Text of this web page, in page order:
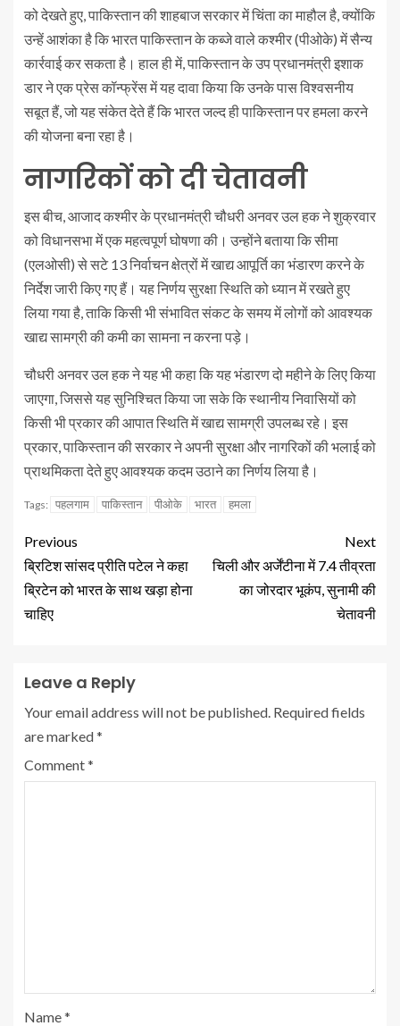
को देखते हुए, पाकिस्तान की शाहबाज सरकार में चिंता का माहौल है, क्योंकि
उन्हें आशंका है कि भारत पाकिस्तान के कब्जे वाले कश्मीर (पीओके) में सैन्य
कार्रवाई कर सकता है। हाल ही में, पाकिस्तान के उप प्रधानमंत्री इशाक
डार ने एक प्रेस कॉन्फ्रेंस में यह दावा किया कि उनके पास विश्वसनीय
सबूत हैं, जो यह संकेत देते हैं कि भारत जल्द ही पाकिस्तान पर हमला करने
की योजना बना रहा है।
नागरिकों को दी चेतावनी
इस बीच, आजाद कश्मीर के प्रधानमंत्री चौधरी अनवर उल हक ने शुक्रवार
को विधानसभा में एक महत्वपूर्ण घोषणा की। उन्होंने बताया कि सीमा
(एलओसी) से सटे 13 निर्वाचन क्षेत्रों में खाद्य आपूर्ति का भंडारण करने के
निर्देश जारी किए गए हैं। यह निर्णय सुरक्षा स्थिति को ध्यान में रखते हुए
लिया गया है, ताकि किसी भी संभावित संकट के समय में लोगों को आवश्यक
खाद्य सामग्री की कमी का सामना न करना पड़े।
चौधरी अनवर उल हक ने यह भी कहा कि यह भंडारण दो महीने के लिए किया
जाएगा, जिससे यह सुनिश्चित किया जा सके कि स्थानीय निवासियों को
किसी भी प्रकार की आपात स्थिति में खाद्य सामग्री उपलब्ध रहे। इस
प्रकार, पाकिस्तान की सरकार ने अपनी सुरक्षा और नागरिकों की भलाई को
प्राथमिकता देते हुए आवश्यक कदम उठाने का निर्णय लिया है।
Tags: पहलगाम पाकिस्तान पीओके भारत हमला
Previous
ब्रिटिश सांसद प्रीति पटेल ने कहा
ब्रिटेन को भारत के साथ खड़ा होना
चाहिए
Next
चिली और अर्जेंटीना में 7.4 तीव्रता
का जोरदार भूकंप, सुनामी की
चेतावनी
Leave a Reply
Your email address will not be published. Required fields
are marked*
Comment*
Name*